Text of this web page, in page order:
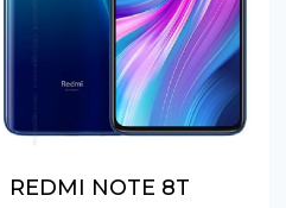
REDMI NOTE 8T